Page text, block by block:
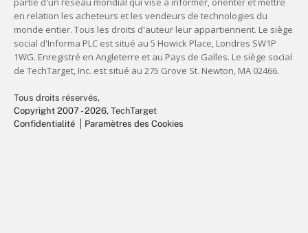
Tous droits réservés,
Copyright 2007 - 2026, TechTarget
Confidentialité
Paramètres des Cookies